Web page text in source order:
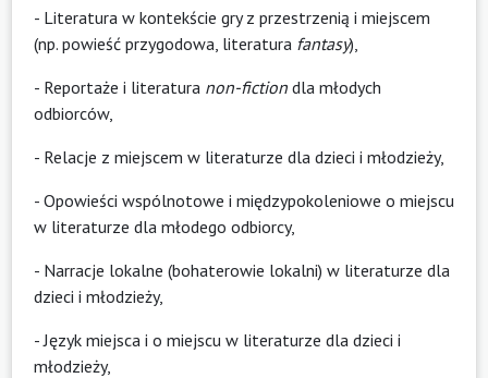
- Literatura w kontekście gry z przestrzenią i miejscem
(np. powieść przygodowa, literatura fantasy),
- Reportaże i literatura non-fiction dla młodych
odbiorców,
- Relacje z miejscem w literaturze dla dzieci i młodzieży,
- Opowieści wspólnotowe i międzypokoleniowe o miejscu
w literaturze dla młodego odbiorcy,
- Narracje lokalne (bohaterowie lokalni) w literaturze dla
dzieci i młodzieży,
- Język miejsca i o miejscu w literaturze dla dzieci i
młodzieży,